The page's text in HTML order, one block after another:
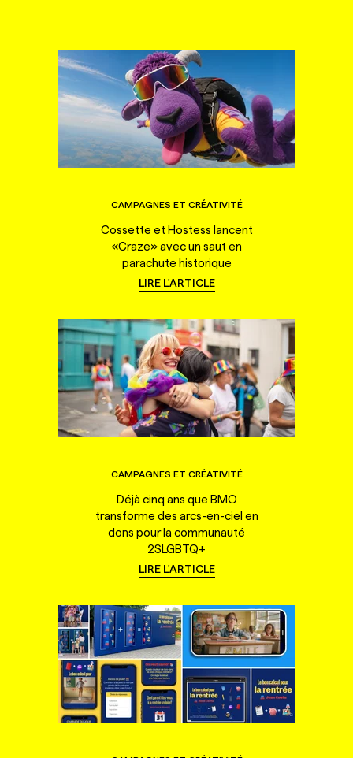
CAMPAGNES ET CRÉATIVITÉ
Cossette et Hostess lancent
«Craze» avec un saut en
parachute historique
LIRE L'ARTICLE
CAMPAGNES ET CRÉATIVITÉ
Déjà cinq ans que BMO
transforme des arcs-en-ciel en
dons pour la communauté
2SLGBTQ+
LIRE L'ARTICLE